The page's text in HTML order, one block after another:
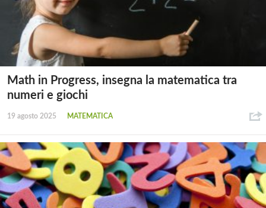
Math in Progress, insegna la matematica tra
numeri e giochi
19 agosto 2025 MATEMATICA